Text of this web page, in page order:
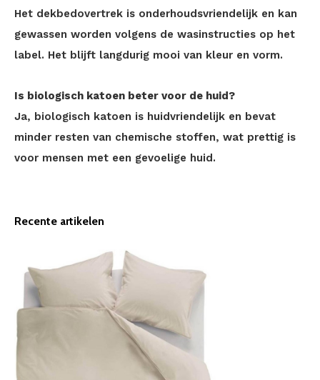
Het dekbedovertrek is onderhoudsvriendelijk en kan
gewassen worden volgens de wasinstructies op het
label. Het blijft langdurig mooi van kleur en vorm.
Is biologisch katoen beter voor de huid?
Ja, biologisch katoen is huidvriendelijk en bevat
minder resten van chemische stoffen, wat prettig is
voor mensen met een gevoelige huid.
Recente artikelen